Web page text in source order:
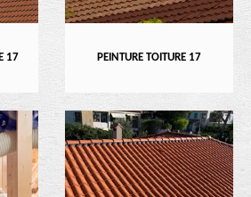
17 PEINTURE TOITURE 17